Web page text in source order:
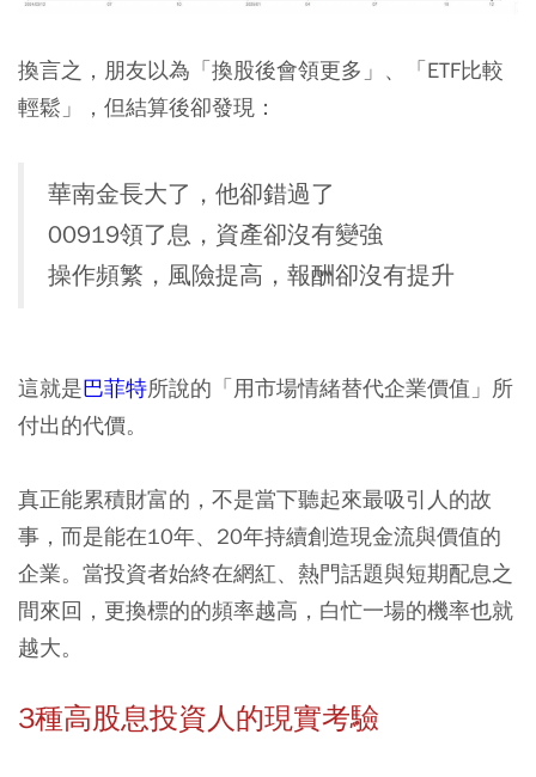
換言之，朋友以為「換股後會領更多」、「ETF比較
輕鬆」，但結算後卻發現：
華南金長大了，他卻錯過了
00919領了息，資產卻沒有變強
操作頻繁，風險提高，報酬卻沒有提升
這就是巴菲特所說的「用市場情緒替代企業價值」所
付出的代價。
真正能累積財富的，不是當下聽起來最吸引人的故
事，而是能在10年、20年持續創造現金流與價值的
企業。當投資者始終在網紅、熱門話題與短期配息之
間來回，更換標的的頻率越高，白忙一場的機率也就
越大。
3種高股息投資人的現實考驗